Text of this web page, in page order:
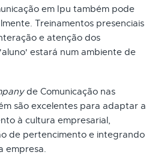
em Ipu também pode
Treinamentos presenciais
e atenção dos
estará num ambiente de
de Comunicação nas
são excelentes para adaptar a
à cultura empresarial,
de pertencimento e integrando
empresa.